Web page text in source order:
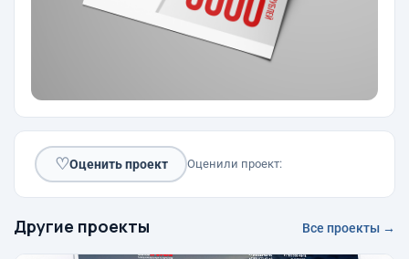
♡Оценить проект Оценили проект:
Другие проекты Все проекты →